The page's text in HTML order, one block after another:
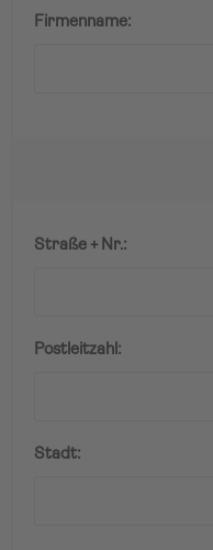
Firmenname:
Straße + Nr.:
Postleitzahl:
Stadt: